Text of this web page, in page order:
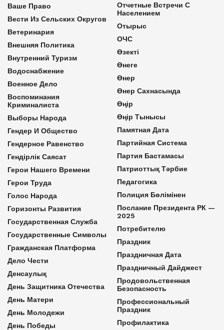
Ваше Право
Вести Из Сельских Округов
Ветеринария
Внешняя Политика
Внутренний Туризм
Водоснабжение
Военное Дело
Воспоминания
Криминалиста
Выборы Народа
Гендер И Общество
Гендерное Равенство
Гендірлік Саясат
Герои Нашего Времени
Герои Труда
Голос Народа
Горизонты Развития
Государственная Служба
Государственные Символы
Гражданская Платформа
Дело Чести
Денсаулық
День Защитника Отечества
День Матери
День Молодежи
День Победы
Отчетные Встречи С
Населением
Отырыс
ОЧС
Өзекті
Өнеге
Өнер
Өнер Сахнасында
Өңір
Өңір Тынысы
Памятная Дата
Партийная Система
Партия Бастамасы
Патриоттық Тәрбие
Педагогика
Полиция Бөлімінен
Послание Президента РК —
2025
Потребителю
Праздник
Праздничная Дата
Праздничный Дайджест
Продовольственная
Безопасность
Профессиональный
Праздник
Профилактика